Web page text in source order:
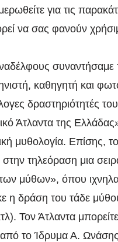
για τις
να σας φανούν
καθηγητή και
δραστηριότητές
Άτλαντα της
μυθολογία. Επίσης,
τηλεόραση μια
μύθων», όπου
η δράση του τάδε
Τον Άτλαντα
το Ίδρυμα Α.